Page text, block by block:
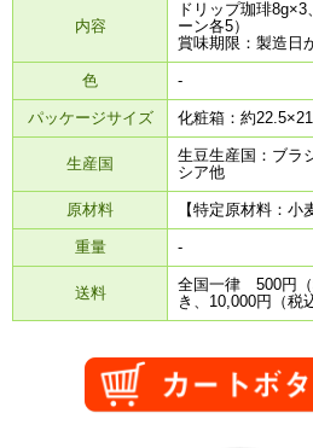
内容
ドリップ珈琲
ーン各5）
賞味期限：製造日
色 -
パッケージサイズ 化粧箱：約
生産国
生豆生産国：ブラ
シア他
原材料 【特定原材料：小
重量 -
送料
全国一律 500円
き、10,000円（税